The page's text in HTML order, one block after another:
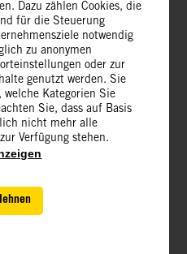
Dazu zählen Cookies, die
für die Steuerung
notwendig
zu anonymen
oder zur
genutzt werden. Sie
welche Kategorien Sie
Sie, dass auf Basis
nicht mehr alle
Verfügung stehen.